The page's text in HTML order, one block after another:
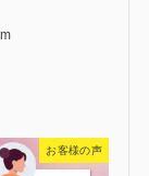
お客様の声